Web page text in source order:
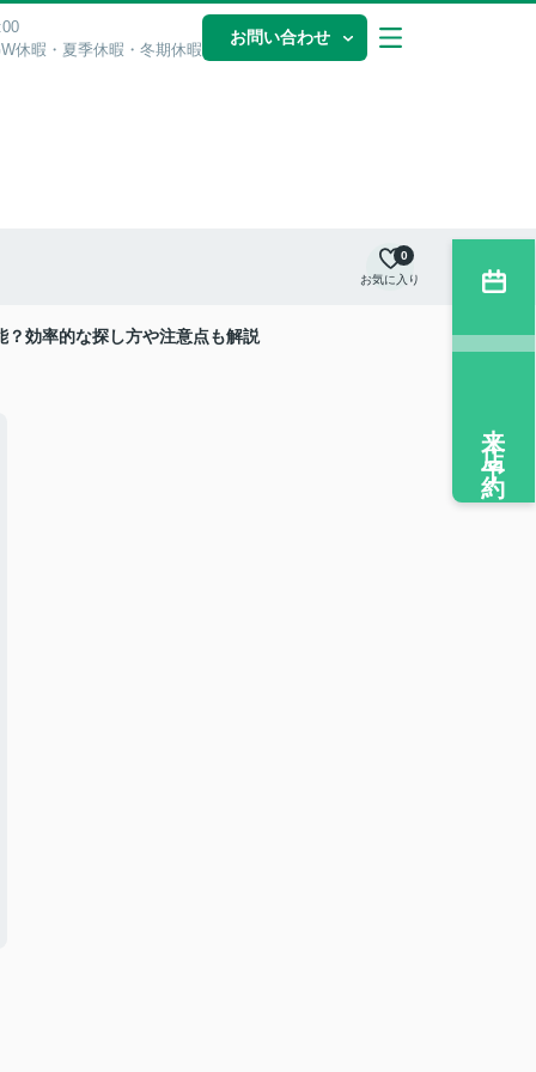
休暇・夏季休暇・冬期休暇
お問い合わせ
お気に入り
0
効率的な探し方や注意点も解説
来店予約